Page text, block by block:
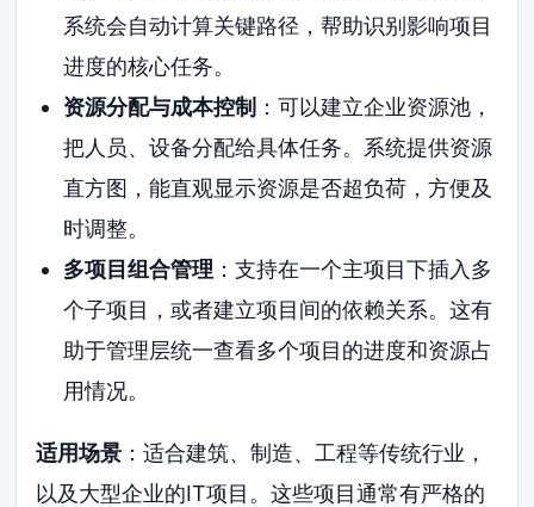
系统会自动计算关键路径，帮助识别影响项目
进度的核心任务。
资源分配与成本控制 ：可以建立企业资源池，
把人员、设备分配给具体任务。系统提供资源
直方图，能直观显示资源是否超负荷，方便及
时调整。
多项目组合管理 ：支持在一个主项目下插入多
个子项目，或者建立项目间的依赖关系。这有
助于管理层统一查看多个项目的进度和资源占
用情况。
适用场景 ：适合建筑、制造、工程等传统行业，
以及大型企业的IT项目。这些项目通常有严格的